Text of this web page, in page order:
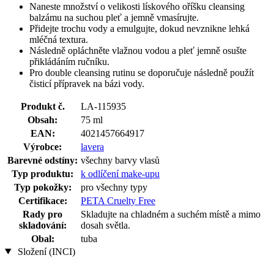
Naneste množství o velikosti lískového oříšku cleansing
balzámu na suchou pleť a jemně vmasírujte.
Přidejte trochu vody a emulgujte, dokud nevznikne lehká
mléčná textura.
Následně opláchněte vlažnou vodou a pleť jemně osušte
přikládáním ručníku.
Pro double cleansing rutinu se doporučuje následně použít
čisticí přípravek na bázi vody.
Produkt č.
LA-115935
Obsah:
75 ml
EAN:
4021457664917
Výrobce:
lavera
Barevné odstíny: všechny barvy vlasů
Typ produktu:
k odlíčení make-upu
Typ pokožky:
pro všechny typy
Certifikace:
PETA Cruelty Free
Rady pro
skladování:
Skladujte na chladném a suchém místě a mimo
dosah světla.
Obal:
tuba
Složení (INCI)